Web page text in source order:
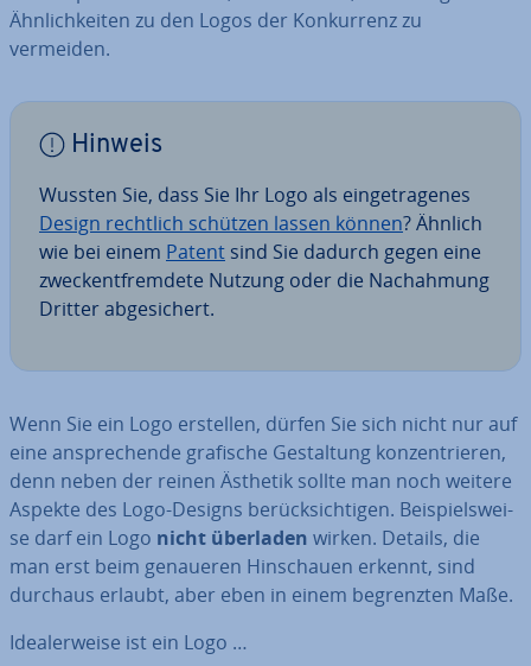
Ähn­lich­kei­ten zu den Logos der Kon­kur­renz zu
vermeiden.
Hinweis
Wussten Sie, dass Sie Ihr Logo als ein­ge­tra­ge­nes
Design rechtlich schützen lassen können? Ähnlich
wie bei einem Patent sind Sie dadurch gegen eine
zweck­ent­frem­de­te Nutzung oder die Nach­ah­mung
Dritter ab­ge­si­chert.
Wenn Sie ein Logo erstellen, dürfen Sie sich nicht nur auf
eine an­spre­chen­de grafische Ge­stal­tung kon­zen­trie­ren,
denn neben der reinen Ästhetik sollte man noch weitere
Aspekte des Logo-Designs be­rück­sich­ti­gen. Bei­spiels­wei­
se darf ein Logo nicht überladen wirken. Details, die
man erst beim genaueren Hin­schau­en erkennt, sind
durchaus erlaubt, aber eben in einem be­grenz­ten Maße.
Idea­ler­wei­se ist ein Logo …